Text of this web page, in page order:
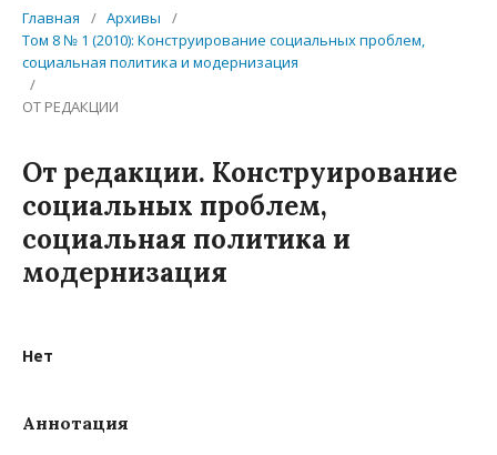
Главная / Архивы
/
Том 8 № 1 (2010): Конструирование социальных проблем,
социальная политика и модернизация
/
ОТ РЕДАКЦИИ
От редакции. Конструирование
социальных проблем,
социальная политика и
модернизация
Нет
Аннотация